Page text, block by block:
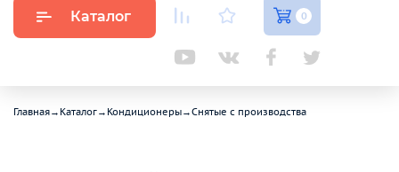
Каталог 0
Главная→ Каталог→ Кондиционеры→Снятые с производства